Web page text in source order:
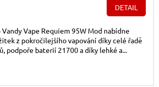
DETAIL
Vape Requiem 95W Mod nabídne
z pokročilejšího vapování díky celé řadě
podpoře baterií 21700 a díky lehké a...